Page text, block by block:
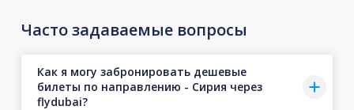
Часто задаваемые вопросы
Как я могу забронировать дешевые
билеты по направлению - Сирия через
flydubai?